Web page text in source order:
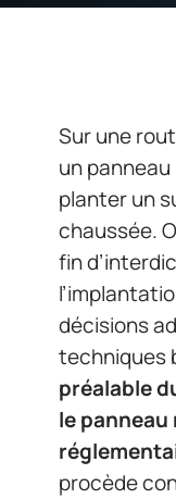
Sur une
un panneau
planter un
chaussée.
fin
décisions
techniques
préalable
le panneau
procède